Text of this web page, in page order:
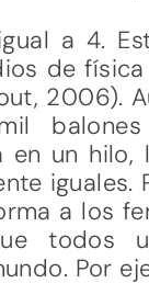
a 4.
de
2006).
en un
iguales.
a los
todos
Por